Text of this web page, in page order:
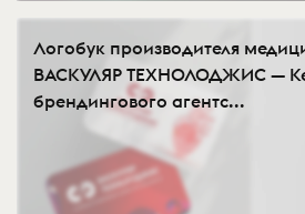
Логобук производителя
ВАСКУЛЯР ТЕХНОЛОДЖИС —
брендингового агентс...